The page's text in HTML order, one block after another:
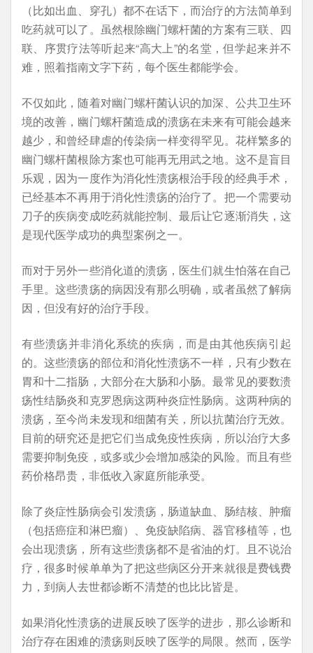
（比如出血、穿孔）都不在话下，而治疗的方法简单到
吃药就可以了。虽然根除幽门螺杆菌的方案有三联、四
联、序贯疗法等听起来“高大上”的名堂，但学起来并不
难，照着指南文字下药，每个医生都能学会。
不仅如此，随着对幽门螺杆菌认识的加深、公共卫生环
境的改善，幽门螺杆菌造成的溃疡在未来有可能会越来
越少，和曾经肆虐的传染病一样变得罕见。花样繁多的
幽门螺杆菌根除方案也可能再无用武之地。这不是盲目
乐观，因为一度作为消化性溃疡根治手段的经典手术，
已经基本不再用于消化性溃疡的治疗了。把一个需要动
刀子的疾病变成吃药就能控制、最后让它逐渐消失，这
是现代医学成功的典型案例之一。
而对于另外一些消化道的溃疡，医生们就生怕落在自己
手里。这些溃疡的病因没有那么明确，或者虽然了解病
因，但没有好的治疗手段。
有些溃疡并非消化系统的疾病，而是由其他疾病引起
的。这些溃疡的部位和消化性溃疡不一样，只有少数在
胃和十二指肠，大部分在大肠和小肠。最常见的要数溃
疡性结肠炎和克罗恩病这两种炎症性肠病。这两种病的
溃疡，至今尚未发现和细菌有关，所以抗菌治疗无效。
目前的研究还是把它们当成免疫性疾病，所以治疗大多
需要抑制免疫，或多或少会增加感染的风险。而且有些
药价格昂贵，非低收入家庭所能承受。
除了炎症性肠病会引发溃疡，肠道缺血、肠结核、肿瘤
（包括癌症和淋巴瘤）、免疫缺陷病、器官移植等，也
会出现溃疡，所有这些溃疡都不是省油的灯。且不说治
疗，很多时候单单为了把这些病区分开来就很是费钱费
力，到病人去世都诊断不清楚的也比比皆是。
如果消化性溃疡的进展反映了医学的进步，那么诊断和
治疗存在困难的溃疡则反映了医学的局限。然而，医学